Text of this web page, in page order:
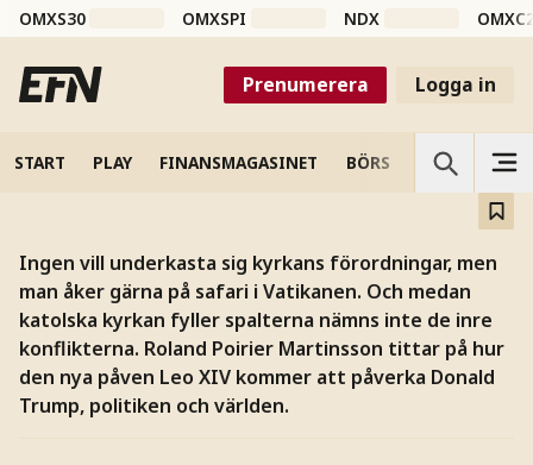
OMXS30 OMXSPI NDX
Prenumerera Logga in
START PLAY FINANSMAGASINET BÖRS VETENSKAP
påverka Trump och
världen?
Söndagen den 11 maj 2025: påven Leo XIV dyker upp på
den centrala balkongen i Peterskyrkan för sin första
söndagsvälsignelse efter att ha blivit vald.
Ingen vill underkasta sig kyrkans förordningar, men
man åker gärna på safari i Vatikanen. Och medan
katolska kyrkan fyller spalterna nämns inte de inre
konflikterna. Roland Poirier Martinsson tittar på hur
den nya påven Leo XIV kommer att påverka Donald
Trump, politiken och världen.